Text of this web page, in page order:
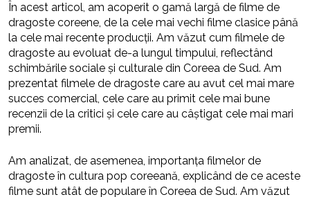
În acest articol, am acoperit o gamă largă de filme de
dragoste coreene, de la cele mai vechi filme clasice până
la cele mai recente producții. Am văzut cum filmele de
dragoste au evoluat de-a lungul timpului, reflectând
schimbările sociale și culturale din Coreea de Sud. Am
prezentat filmele de dragoste care au avut cel mai mare
succes comercial, cele care au primit cele mai bune
recenzii de la critici și cele care au câștigat cele mai mari
premii.
Am analizat, de asemenea, importanța filmelor de
dragoste în cultura pop coreeană, explicând de ce aceste
filme sunt atât de populare în Coreea de Sud. Am văzut